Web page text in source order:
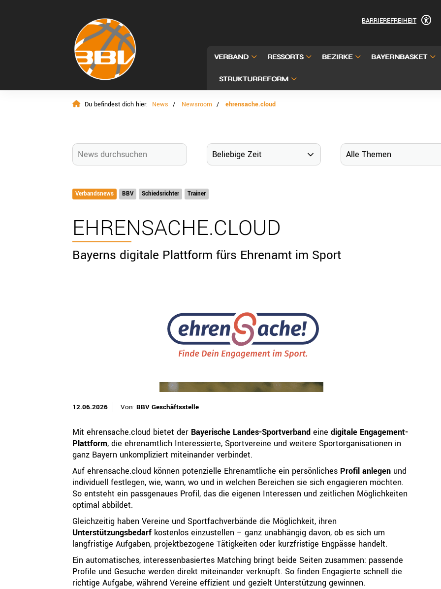
BARRIEREFREIHEIT
VERBAND RESSORTS BEZIRKE BAYERNBASKET
STRUKTURREFORM
Du befindest dich hier: News Newsroom ehrensache.cloud
Verbandsnews BBV Schiedsrichter Trainer
EHRENSACHE.CLOUD
Bayerns digitale Plattform fürs Ehrenamt im Sport
12.06.2026 Von: BBV Geschäftsstelle
Mit ehrensache.cloud bietet der Bayerische Landes-Sportverband eine digitale Engagement-
Plattform, die ehrenamtlich Interessierte, Sportvereine und weitere Sportorganisationen in
ganz Bayern unkompliziert miteinander verbindet.
Auf ehrensache.cloud können potenzielle Ehrenamtliche ein persönliches Profil anlegen und
individuell festlegen, wie, wann, wo und in welchen Bereichen sie sich engagieren möchten.
So entsteht ein passgenaues Profil, das die eigenen Interessen und zeitlichen Möglichkeiten
optimal abbildet.
Gleichzeitig haben Vereine und Sportfachverbände die Möglichkeit, ihren
Unterstützungsbedarf kostenlos einzustellen – ganz unabhängig davon, ob es sich um
langfristige Aufgaben, projektbezogene Tätigkeiten oder kurzfristige Engpässe handelt.
Ein automatisches, interessenbasiertes Matching bringt beide Seiten zusammen: passende
Profile und Gesuche werden direkt miteinander verknüpft. So finden Engagierte schnell die
richtige Aufgabe, während Vereine effizient und gezielt Unterstützung gewinnen.
QUICKLINKS
Geschäftsstelle
Bayerischer Basketball Verband e. V.
Georg-Brauchle-Ring 93
80992 München
+49 89 15702-300
geschaeftsstelle@bbv-online.de
KONTAKT AUFNEHMEN
Ressorts
Sport
Schiedsrichter
Breitensport
Leistungssport
Rechtskammer